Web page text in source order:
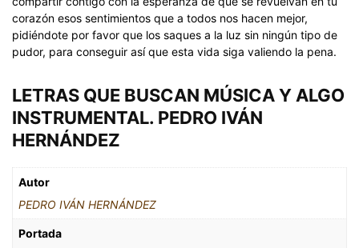
corazón esos sentimientos que a todos nos hacen mejor,
pidiéndote por favor que los saques a la luz sin ningún tipo de
pudor, para conseguir así que esta vida siga valiendo la pena.
LETRAS QUE BUSCAN MÚSICA Y ALGO
INSTRUMENTAL. PEDRO IVÁN
HERNÁNDEZ
Autor
PEDRO IVÁN HERNÁNDEZ
Portada